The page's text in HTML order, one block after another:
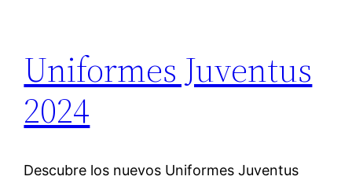
Uniformes Juventus
2024
Descubre los nuevos Uniformes Juventus